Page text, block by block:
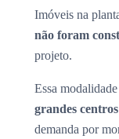
Imóveis na
não foram
projeto.
Essa
grandes
demanda por